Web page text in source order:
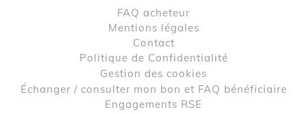
FAQ acheteur
Mentions légales
contact
Politique de Confidentialité
Gestion des cookies
Échanger / consulter mon bon et FAQ bénéficiaire
Engagements RSE